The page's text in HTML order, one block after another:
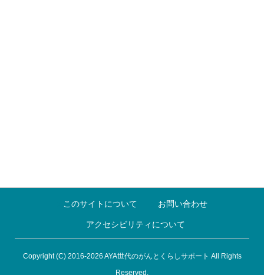
このサイトについて お問い合わせ
アクセシビリティについて
Copyright (C) 2016-2026 AYA世代のがんとくらしサポート All Rights
Reserved.